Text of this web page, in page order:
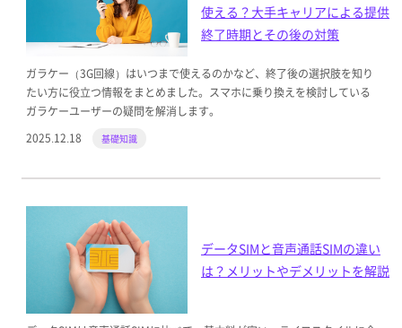
使える？大手キャリアによる提供
終了時期とその後の対策
ガラケー（3G回線）はいつまで使えるのかなど、終了後の選択肢を知り
たい方に役立つ情報をまとめました。スマホに乗り換えを検討している
ガラケーユーザーの疑問を解消します。
2025.12.18
基礎知識
データSIMと音声通話SIMの違い
は？メリットやデメリットを解説